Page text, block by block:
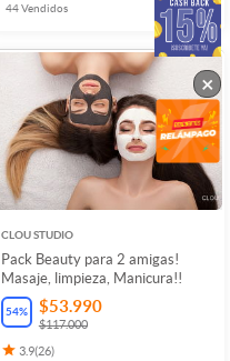
44Vendidos
CLOU STUDIO
Pack Beauty para 2 amigas!
Masaje, limpieza, Manicura!!
54% $53.990
$117.000
3.9(26)
×